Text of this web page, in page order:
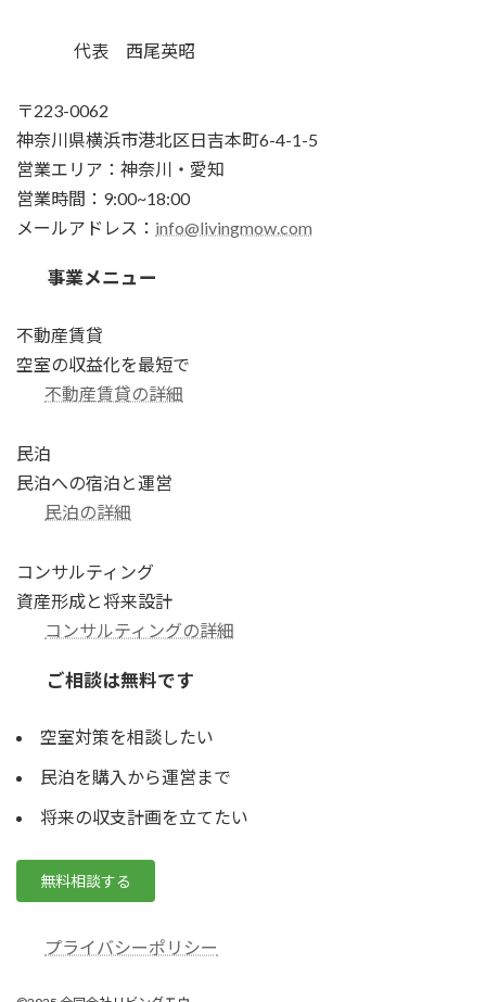
代表 西尾英昭
〒223-0062
神奈川県横浜市港北区日吉本町6-4-1-5
営業エリア：神奈川・愛知
営業時間：9:00~18:00
メールアドレス： info@livingmow.com
事業メニュー
不動産賃貸
空室の収益化を最短で
不動産賃貸の詳細
民泊
民泊への宿泊と運営
民泊の詳細
コンサルティング
資産形成と将来設計
コンサルティングの詳細
ご相談は無料です
空室対策を相談したい
民泊を購入から運営まで
将来の収支計画を立てたい
無料相談する
プライバシーポリシー